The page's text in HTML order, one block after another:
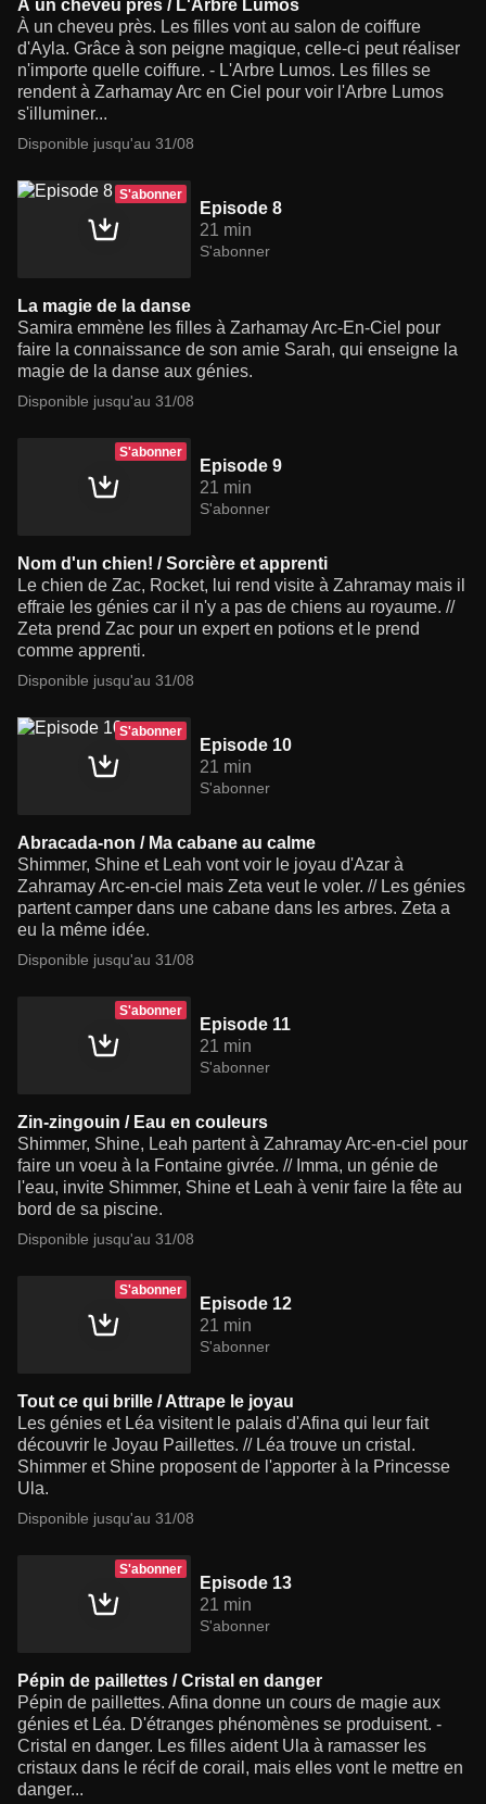
À un cheveu près / L'Arbre Lumos
À un cheveu près. Les filles vont au salon de coiffure
d'Ayla. Grâce à son peigne magique, celle-ci peut réaliser
n'importe quelle coiffure. - L'Arbre Lumos. Les filles se
rendent à Zarhamay Arc en Ciel pour voir l'Arbre Lumos
s'illuminer...
Disponible jusqu'au 31/08
S'abonner
Episode 8
21 min
S'abonner
La magie de la danse
Samira emmène les filles à Zarhamay Arc-En-Ciel pour
faire la connaissance de son amie Sarah, qui enseigne la
magie de la danse aux génies.
Disponible jusqu'au 31/08
S'abonner
Episode 9
21 min
S'abonner
Nom d'un chien! / Sorcière et apprenti
Le chien de Zac, Rocket, lui rend visite à Zahramay mais il
effraie les génies car il n'y a pas de chiens au royaume. //
Zeta prend Zac pour un expert en potions et le prend
comme apprenti.
Disponible jusqu'au 31/08
S'abonner
Episode 10
21 min
S'abonner
Abracada-non / Ma cabane au calme
Shimmer, Shine et Leah vont voir le joyau d'Azar à
Zahramay Arc-en-ciel mais Zeta veut le voler. // Les génies
partent camper dans une cabane dans les arbres. Zeta a
eu la même idée.
Disponible jusqu'au 31/08
S'abonner
Episode 11
21 min
S'abonner
Zin-zingouin / Eau en couleurs
Shimmer, Shine, Leah partent à Zahramay Arc-en-ciel pour
faire un voeu à la Fontaine givrée. // Imma, un génie de
l'eau, invite Shimmer, Shine et Leah à venir faire la fête au
bord de sa piscine.
Disponible jusqu'au 31/08
S'abonner
Episode 12
21 min
S'abonner
Tout ce qui brille / Attrape le joyau
Les génies et Léa visitent le palais d'Afina qui leur fait
découvrir le Joyau Paillettes. // Léa trouve un cristal.
Shimmer et Shine proposent de l'apporter à la Princesse
Ula.
Disponible jusqu'au 31/08
S'abonner
Episode 13
21 min
S'abonner
Pépin de paillettes / Cristal en danger
Pépin de paillettes. Afina donne un cours de magie aux
génies et Léa. D'étranges phénomènes se produisent. -
Cristal en danger. Les filles aident Ula à ramasser les
cristaux dans le récif de corail, mais elles vont le mettre en
danger...